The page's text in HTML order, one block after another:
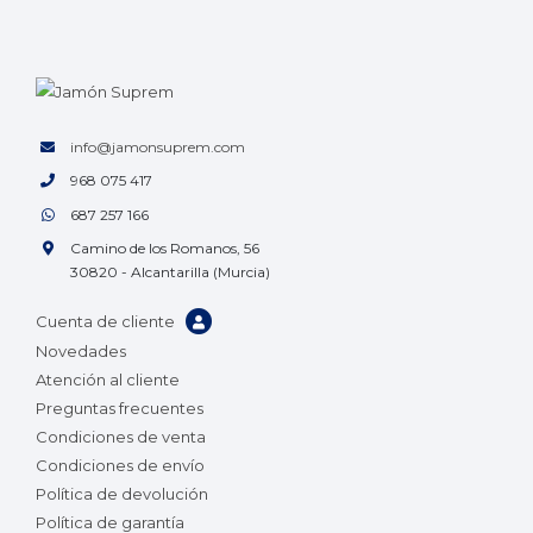
info@jamonsuprem.com
968 075 417
687 257 166
Camino de los Romanos, 56
30820 - Alcantarilla (Murcia)
Cuenta de cliente
Novedades
Atención al cliente
Preguntas frecuentes
Condiciones de venta
Condiciones de envío
Política de devolución
Política de garantía